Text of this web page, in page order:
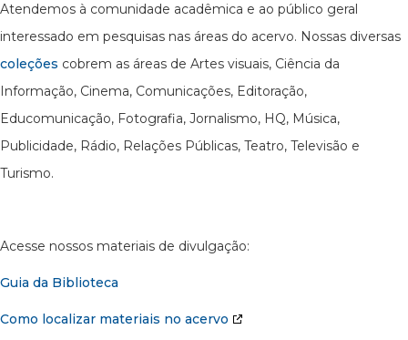
Atendemos à comunidade acadêmica e ao público geral
interessado em pesquisas nas áreas do acervo. Nossas diversas
coleções cobrem as áreas de Artes visuais, Ciência da
Informação, Cinema, Comunicações, Editoração,
Educomunicação, Fotografia, Jornalismo, HQ, Música,
Publicidade, Rádio, Relações Públicas, Teatro, Televisão e
Turismo.
Acesse nossos materiais de divulgação:
Guia da Biblioteca
Como localizar materiais no acervo